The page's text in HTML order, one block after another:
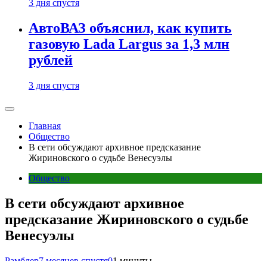
3 дня спустя
АвтоВАЗ объяснил, как купить
газовую Lada Largus за 1,3 млн
рублей
3 дня спустя
Главная
Общество
В сети обсуждают архивное предсказание
Жириновского о судьбе Венесуэлы
Общество
В сети обсуждают архивное
предсказание Жириновского о судьбе
Венесуэлы